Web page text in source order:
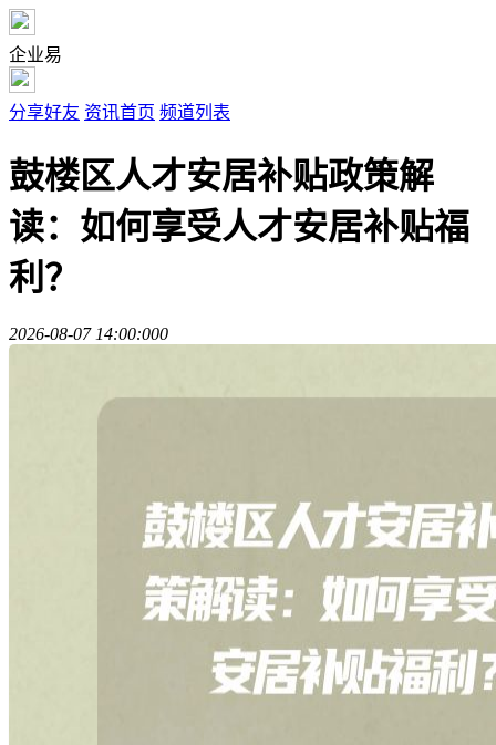
企业易
分享好友 资讯首页 频道列表
鼓楼区人才安居补贴政策解
读：如何享受人才安居补贴福
利？
2026-08-07 14:00:000